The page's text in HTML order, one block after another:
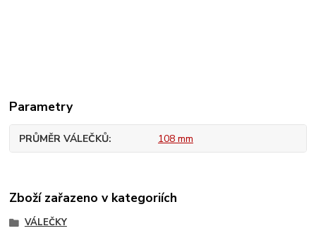
Parametry
PRŮMĚR VÁLEČKŮ 108 mm
Zboží zařazeno v kategoriích
VÁLEČKY